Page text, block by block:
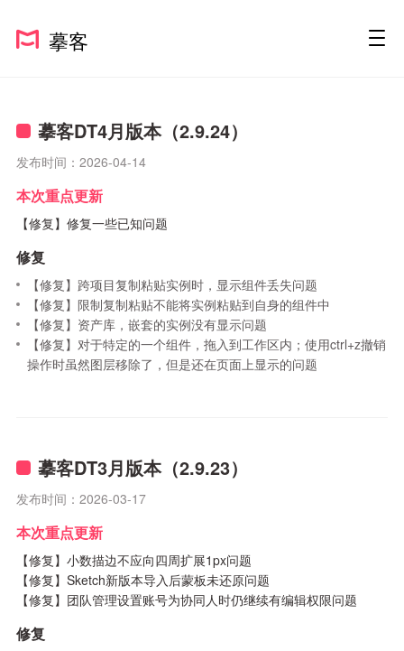
摹客
摹客DT4月版本（2.9.24）
发布时间：2026-04-14
本次重点更新
【修复】修复一些已知问题
修复
【修复】跨项目复制粘贴实例时，显示组件丢失问题
【修复】限制复制粘贴不能将实例粘贴到自身的组件中
【修复】资产库，嵌套的实例没有显示问题
【修复】对于特定的一个组件，拖入到工作区内；使用ctrl+z撤销
操作时虽然图层移除了，但是还在页面上显示的问题
摹客DT3月版本（2.9.23）
发布时间：2026-03-17
本次重点更新
【修复】小数描边不应向四周扩展1px问题
【修复】Sketch新版本导入后蒙板未还原问题
【修复】团队管理设置账号为协同人时仍继续有编辑权限问题
修复